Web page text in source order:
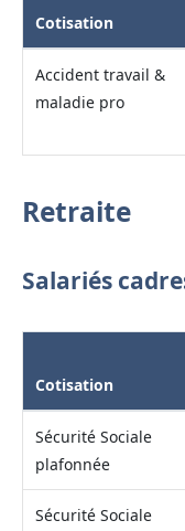
Cotisation
Accident travail &
maladie pro
Retraite
Salariés
Cotisation
Sécurité Sociale
plafonnée
Sécurité Sociale